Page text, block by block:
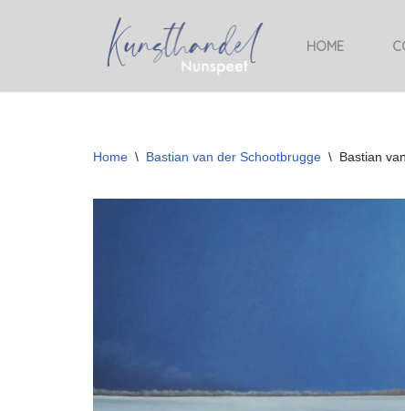
HOME
Home \ Bastian van der Schootbrugge \ Bastian